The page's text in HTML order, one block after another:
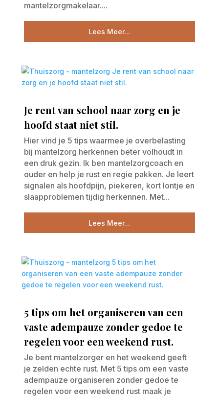
mantelzorgmakelaar....
Lees Meer...
Je rent van school naar zorg en je
hoofd staat niet stil.
Hier vind je 5 tips waarmee je overbelasting
bij mantelzorg herkennen beter volhoudt in
een druk gezin. Ik ben mantelzorgcoach en
ouder en help je rust en regie pakken. Je leert
signalen als hoofdpijn, piekeren, kort lontje en
slaapproblemen tijdig herkennen. Met...
Lees Meer...
5 tips om het organiseren van een
vaste adempauze zonder gedoe te
regelen voor een weekend rust.
Je bent mantelzorger en het weekend geeft
je zelden echte rust. Met 5 tips om een vaste
adempauze organiseren zonder gedoe te
regelen voor een weekend rust maak je